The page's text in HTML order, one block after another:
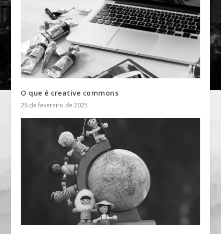
O que é creative commons
26 de fevereiro de 2025